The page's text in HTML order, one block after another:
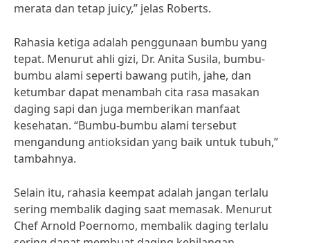
merata dan tetap juicy,” jelas Roberts.
Rahasia ketiga adalah penggunaan bumbu yang
tepat. Menurut ahli gizi, Dr. Anita Susila, bumbu-
bumbu alami seperti bawang putih, jahe, dan
ketumbar dapat menambah cita rasa masakan
daging sapi dan juga memberikan manfaat
kesehatan. “Bumbu-bumbu alami tersebut
mengandung antioksidan yang baik untuk tubuh,”
tambahnya.
Selain itu, rahasia keempat adalah jangan terlalu
sering membalik daging saat memasak. Menurut
Chef Arnold Poernomo, membalik daging terlalu